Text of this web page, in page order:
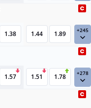
1.38 1.44 1.89 +245
1.57 1.51 1.78 +278